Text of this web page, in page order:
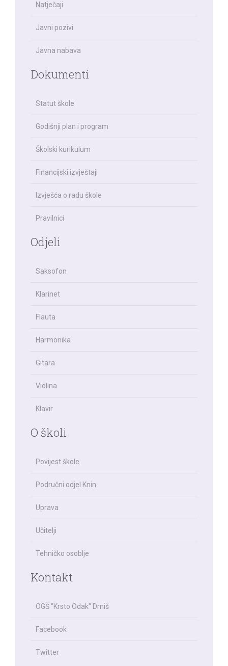
Natječaji
Javni pozivi
Javna nabava
Dokumenti
Statut škole
Godišnji plan i program
Školski kurikulum
Financijski izvještaji
Izvješća o radu škole
Pravilnici
Odjeli
Saksofon
Klarinet
Flauta
Harmonika
Gitara
Violina
Klavir
O školi
Povijest škole
Područni odjel Knin
Uprava
Učitelji
Tehničko osoblje
Kontakt
OGŠ "Krsto Odak" Drniš
Facebook
Twitter